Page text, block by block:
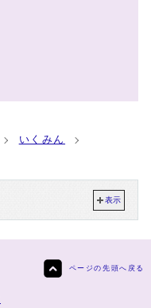
いくみん
表示
ページの先頭へ戻る